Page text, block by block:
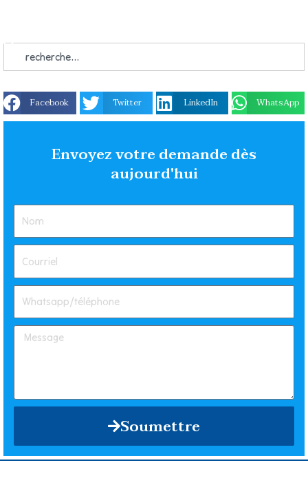
Facebook Twitter LinkedIn WhatsApp
Envoyez votre demande dès
aujourd'hui
Soumettre